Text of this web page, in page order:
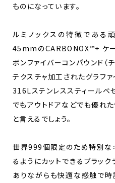
ものになっています。
ルミノックスの特徴である
45mmのCARBONOX™+ ケ
ボンファイバーコンパウンド（
テクスチャ加工されたグラフ
316Lステンレススティールベ
でもアウトドアなどでも優れ
と言えるでしょう。
世界999個限定のため特別な
るようにカットできるブラッ
ありながらも快適な感触で